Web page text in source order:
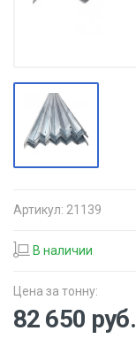
Артикул: 21139
В наличии
Цена за тонну:
82 650 руб.